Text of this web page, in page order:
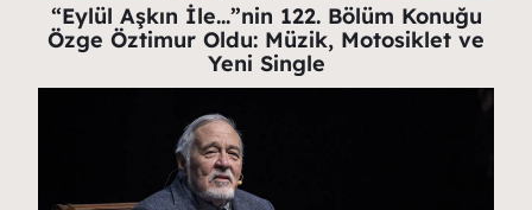
“Eylül Aşkın İle…”nin 122. Bölüm Konuğu
Özge Öztimur Oldu: Müzik, Motosiklet ve
Yeni Single